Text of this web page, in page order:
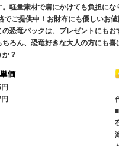
。軽量素材で肩にかけても負担に
でご提供中！お財布にも優しいお
恐竜バックは、プレゼントにも
ろん、恐竜好きな大人の方にも
か？